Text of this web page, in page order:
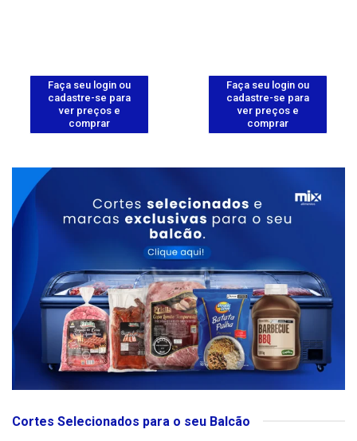
Faça seu login ou
cadastre-se para
ver preços e
comprar
Faça seu login ou
cadastre-se para
ver preços e
comprar
Cortes Selecionados para o seu Balcão